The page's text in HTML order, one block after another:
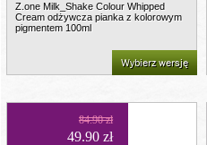
Z.one Milk_Shake Colour Whipped
Cream odżywcza pianka z kolorowym
pigmentem 100ml
Wybierz wersję
84.90 zł
49.90 zł